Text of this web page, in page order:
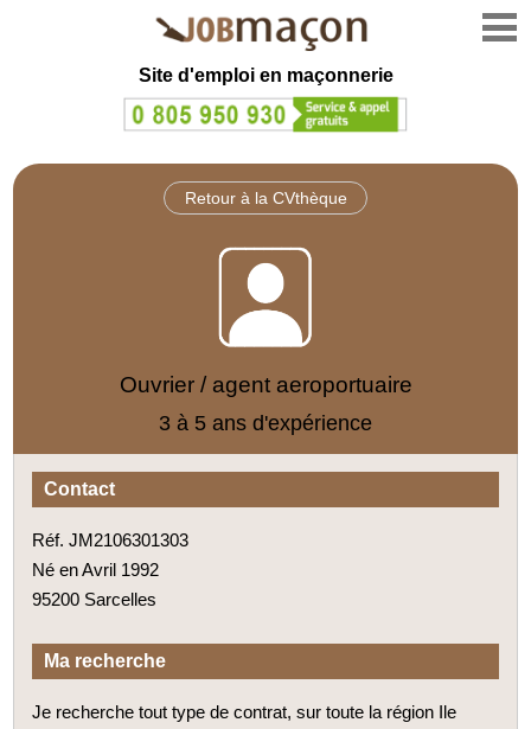
Site d'emploi en maçonnerie
Retour à la CVthèque
Ouvrier / agent aeroportuaire
3 à 5 ans d'expérience
Contact
Réf. JM2106301303
Né en Avril 1992
95200 Sarcelles
Ma recherche
Je recherche tout type de contrat, sur toute la région Ile